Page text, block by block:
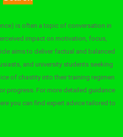
is often a topic of conversation in
impact on motivation, focus,
aims to deliver factual and balanced
and university students seeking
of chastity into their training regimen
progress. For more detailed guidance
you can find expert advice tailored to